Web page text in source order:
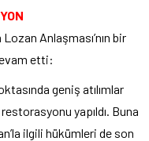
Anlaşması’nın bir
etti:
geniş atılımlar
yapıldı. Buna
ilgili hükümleri de son